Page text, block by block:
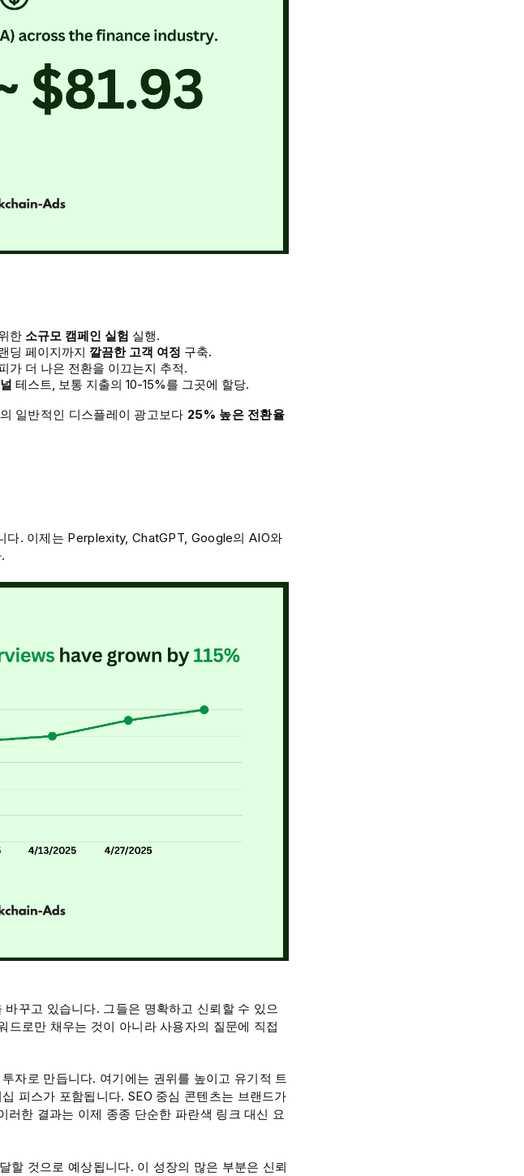
한 소규모 캠페인 실험 실행.
딩 페이지까지 깔끔한 고객 여정 구축.
가 더 나은 전환을 이끄는지 추적.
테스트, 보통 지출의 10-15%를 그곳에 할당.
일반적인 디스플레이 광고보다 25% 높은 전환율
. 이제는 Perplexity, ChatGPT, Google의 AIO와
꾸고 있습니다. 그들은 명확하고 신뢰할 수 있으
로만 채우는 것이 아니라 사용자의 질문에 직접
자로 만듭니다. 여기에는 권위를 높이고 유기적 트
피스가 포함됩니다. SEO 중심 콘텐츠는 브랜드가
한 결과는 이제 종종 단순한 파란색 링크 대신 요
할 것으로 예상됩니다. 이 성장의 많은 부분은 신뢰